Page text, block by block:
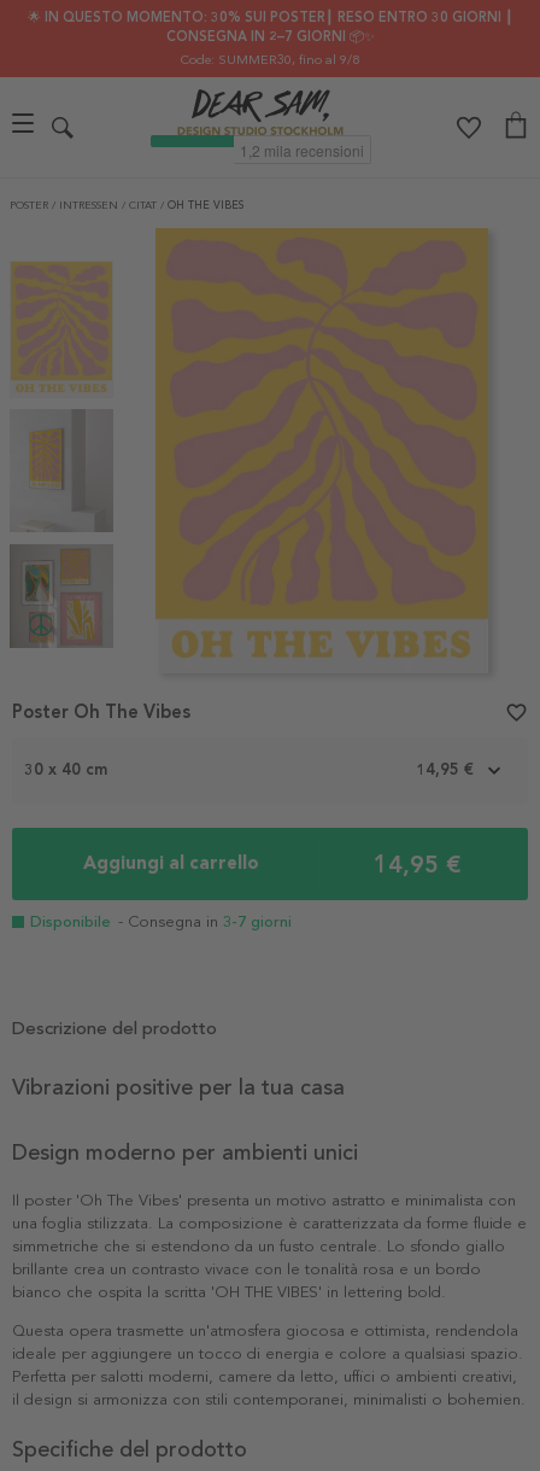
🌟 IN QUESTO MOMENTO: 30% SUI POSTER┃ RESO ENTRO 30 GIORNI ┃
CONSEGNA IN 2–7 GIORNI 📦✨
Code: SUMMER30, fino al 9/8
POSTER / INTRESSEN / CITAT / OH THE VIBES
1
30 x 40 cm 14,95 €
Aggiungi al carrello 14,95 €
Disponibile - Consegna in 3-7 giorni
Poster Oh The Vibes favorite_border
Descrizione del prodotto
Vibrazioni positive per la tua casa
Design moderno per ambienti unici
Il poster 'Oh The Vibes' presenta un motivo astratto e minimalista con
una foglia stilizzata. La composizione è caratterizzata da forme fluide e
simmetriche che si estendono da un fusto centrale. Lo sfondo giallo
brillante crea un contrasto vivace con le tonalità rosa e un bordo
bianco che ospita la scritta 'OH THE VIBES' in lettering bold.
Questa opera trasmette un'atmosfera giocosa e ottimista, rendendola
ideale per aggiungere un tocco di energia e colore a qualsiasi spazio.
Perfetta per salotti moderni, camere da letto, uffici o ambienti creativi,
il design si armonizza con stili contemporanei, minimalisti o bohemien.
Specifiche del prodotto